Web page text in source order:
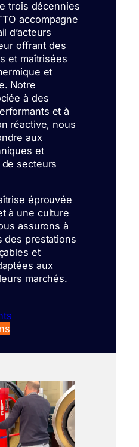
trois décennies
accompagne
d’acteurs
offrant des
et maîtrisées
et
Notre
à des
et à
réactive, nous
aux
et
secteurs
éprouvée
à une culture
assurons à
des prestations
et
aux
marchés.